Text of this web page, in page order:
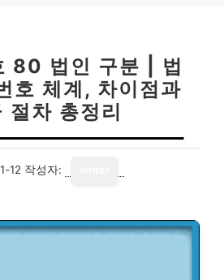
80 법인 구분 | 법
호 체계, 차이점과
절차 총정리
12 작성자: